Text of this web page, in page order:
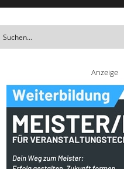
Anzeige